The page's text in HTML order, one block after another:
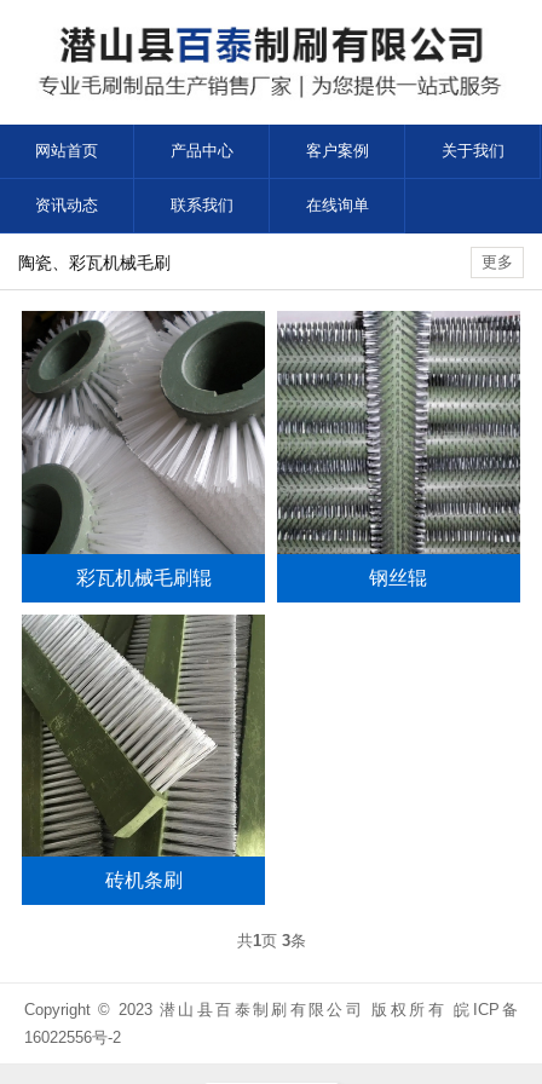
网站首页 产品中心 客户案例 关于我们
资讯动态 联系我们 在线询单
更多
陶瓷、彩瓦机械毛刷
彩瓦机械毛刷辊 钢丝辊
砖机条刷
共1页 3条
Copyright © 2023 潜山县百泰制刷有限公司 版权所有皖ICP备
16022556号-2